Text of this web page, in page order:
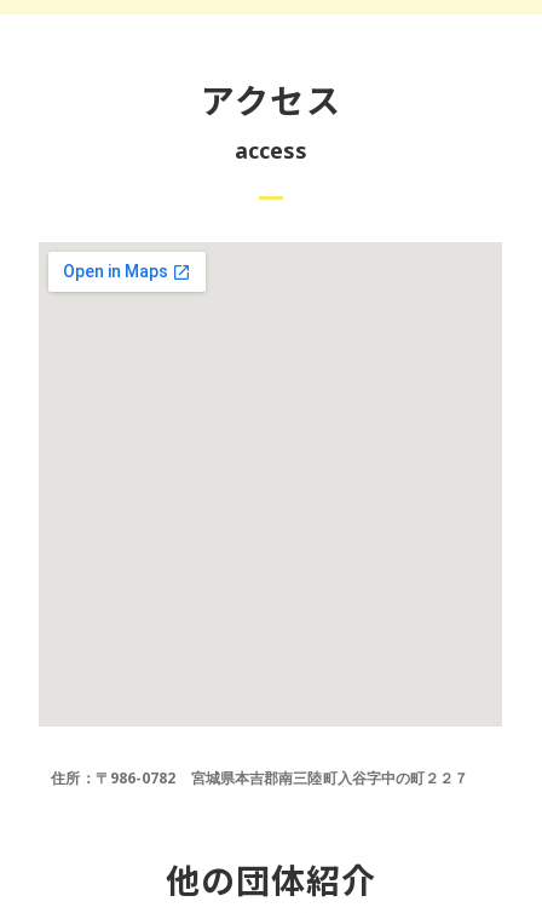
アクセス
access
住所：〒986-0782 宮城県本吉郡南三陸町入谷字中の町２２７
他の団体紹介